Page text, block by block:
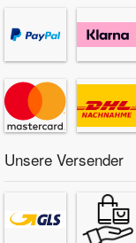
Unsere Versender